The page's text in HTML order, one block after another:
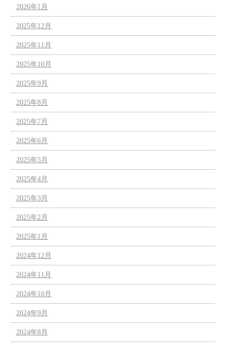
2026年1月
2025年12月
2025年11月
2025年10月
2025年9月
2025年8月
2025年7月
2025年6月
2025年5月
2025年4月
2025年3月
2025年2月
2025年1月
2024年12月
2024年11月
2024年10月
2024年9月
2024年8月